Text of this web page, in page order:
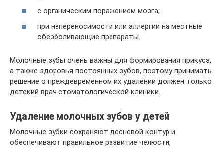
с органическим поражением мозга;
при непереносимости или аллергии на местные
обезболивающие препараты.
Молочные зубы очень важны для формирования прикуса,
а также здоровья постоянных зубов, поэтому принимать
решение о преждевременном их удалении должен только
детский врач стоматологической клиники.
Удаление молочных зубов у детей
Молочные зубки сохраняют десневой контур и
обеспечивают правильное развитие челюсти,